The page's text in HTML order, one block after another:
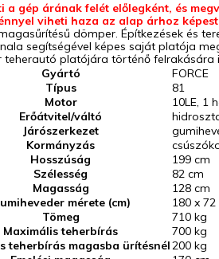
a gép árának felét előlegként, és
viheti haza az alap árhoz
dömper. Építkezések és
segítségével képes saját platója
teherautó platójára történő felrakására
Gyártó
FORCE
Típus
81
Motor
10LE, 1
Erőátvitel/váltó
Járószerkezet
Kormányzás
Hosszúság
199 cm
Szélesség
82 cm
Magasság
128 cm
mérete (cm)
180 x 72
Tömeg
710 kg
Maximális teherbírás
700 kg
teherbírás magasba ürítésnél200 kg